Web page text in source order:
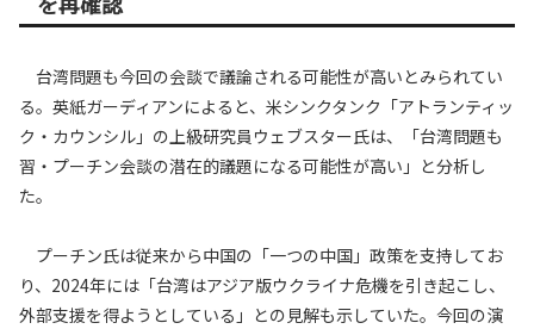
台湾問題も今回の会談で議論される可能性が高いとみられてい
る。英紙ガーディアンによると、米シンクタンク「アトランティッ
ク・カウンシル」の上級研究員ウェブスター氏は、「台湾問題も
習・プーチン会談の潜在的議題になる可能性が高い」と分析し
た。
プーチン氏は従来から中国の「一つの中国」政策を支持してお
り、2024年には「台湾はアジア版ウクライナ危機を引き起こし、
外部支援を得ようとしている」との見解も示していた。今回の演